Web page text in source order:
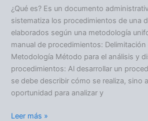
¿Qué es? Es un documento
sistematiza los procedimientos de una
elaborados según una metodología
manual de procedimientos:
Metodología Método para el análisis y
procedimientos: Al desarrollar un
se debe describir cómo se realiza, sino
oportunidad para analizar y
Leer más »